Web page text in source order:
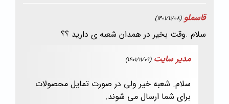
قاسملو (1401/11/08)
سلام .وقت بخیر در همدان شعبه ی دارید ؟؟
مدیر سایت (1401/11/09)
سلام. شعبه خیر ولی در صورت تمایل محصولات
برای شما ارسال می شوند.